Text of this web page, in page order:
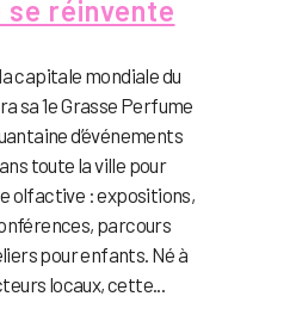
réinvente
capitale mondiale du
sa 1e Grasse Perfume
d’événements
toute la ville pour
olfactive : expositions,
parcours
pour enfants. Né à
locaux, cette...